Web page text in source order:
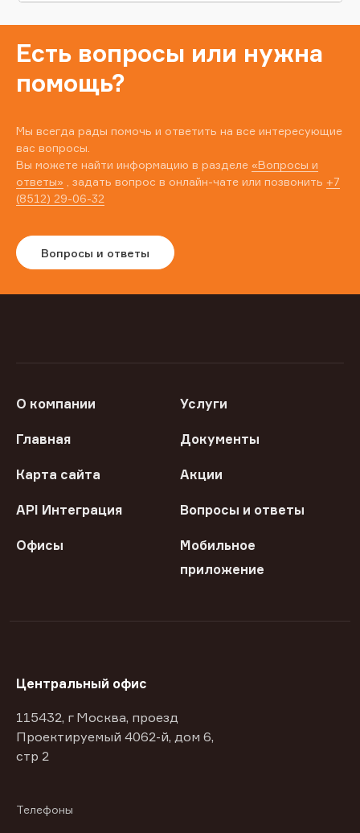
Есть вопросы или нужна
помощь?
Мы всегда рады помочь и ответить на все интересующие
вас вопросы.
Вы можете найти информацию в разделе «Вопросы и
ответы» , задать вопрос в онлайн-чате или позвонить +7
(8512) 29-06-32
Вопросы и ответы
О компании Услуги
Главная Документы
Карта сайта Акции
API Интеграция Вопросы и ответы
Офисы
Мобильное
приложение
Центральный офис
115432, г Москва, проезд
Проектируемый 4062-й, дом 6,
стр 2
Телефоны